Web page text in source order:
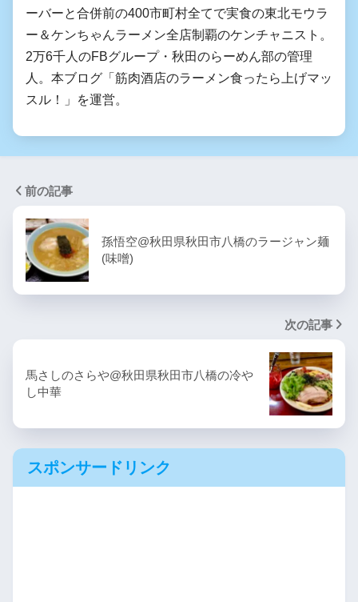
ーバーと合併前の400市町村全てで実食の東北モウラ
ー＆ケンちゃんラーメン全店制覇のケンチャニスト。
2万6千人のFBグループ・秋田のらーめん部の管理
人。本ブログ「筋肉酒店のラーメン食ったら上げマッ
スル！」を運営。
前の記事
孫悟空@秋田県秋田市八橋のラージャン麺
(味噌)
次の記事
馬さしのさらや@秋田県秋田市八橋の冷や
し中華
スポンサードリンク